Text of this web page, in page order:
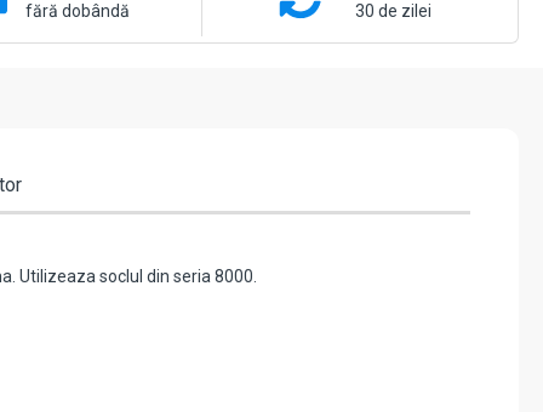
fără dobândă
30 de zilei
Utilizeaza soclul din seria 8000.